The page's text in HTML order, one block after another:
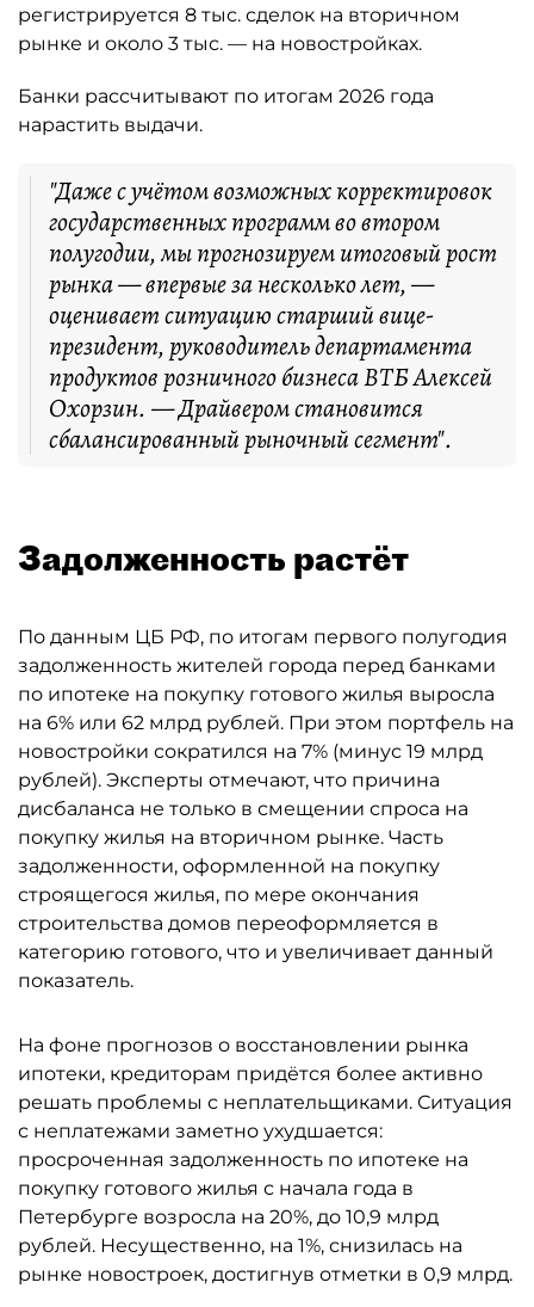
регистрируется 8 тыс. сделок на вторичном
рынке и около 3 тыс. — на новостройках.
Банки рассчитывают по итогам 2026 года
нарастить выдачи.
"Даже с учётом возможных корректировок
государственных программ во втором
полугодии, мы прогнозируем итоговый рост
рынка — впервые за несколько лет, —
оценивает ситуацию старший вице-
президент, руководитель департамента
продуктов розничного бизнеса ВТБ Алексей
Охорзин. — Драйвером становится
сбалансированный рыночный сегмент".
Задолженность растёт
По данным ЦБ РФ, по итогам первого полугодия
задолженность жителей города перед банками
по ипотеке на покупку готового жилья выросла
на 6% или 62 млрд рублей. При этом портфель на
новостройки сократился на 7% (минус 19 млрд
рублей). Эксперты отмечают, что причина
дисбаланса не только в смещении спроса на
покупку жилья на вторичном рынке. Часть
задолженности, оформленной на покупку
строящегося жилья, по мере окончания
строительства домов переоформляется в
категорию готового, что и увеличивает данный
показатель.
На фоне прогнозов о восстановлении рынка
ипотеки, кредиторам придётся более активно
решать проблемы с неплательщиками. Ситуация
с неплатежами заметно ухудшается:
просроченная задолженность по ипотеке на
покупку готового жилья с начала года в
Петербурге возросла на 20%, до 10,9 млрд
рублей. Несущественно, на 1%, снизилась на
рынке новостроек, достигнув отметки в 0,9 млрд.